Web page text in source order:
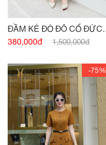
ĐẦM KẺ ĐỎ ĐÔ CỔ ĐỨC
ĐAI EO
380,000đ 1,500,000đ
-75%